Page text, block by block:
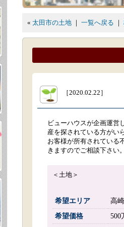
« 太田市の土地 ｜ 一覧へ戻る ｜
［2020.02.22］
ビューハウスが企画運営
産を探されている方がい
お客様が所有されている
きますのでご相談下さい。
＜土地＞
希望エリア
高
希望価格
500